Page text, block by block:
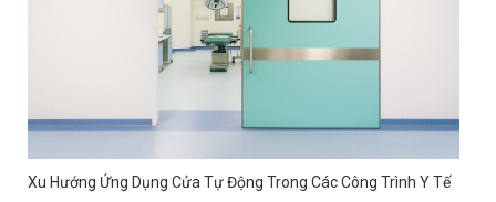
Xu Hướng Ứng Dụng Cửa Tự Động Trong Các Công Trình Y Tế